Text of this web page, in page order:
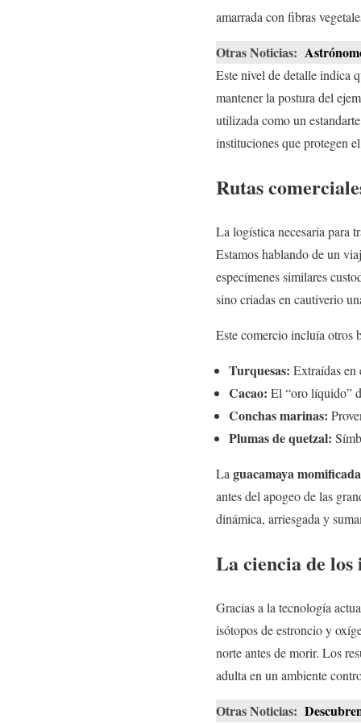
amarrada con fibras
Otras Noticias:
Este nivel de detalle indica
mantener la postura del
utilizada como un
instituciones que protegen
Rutas
La logística necesaria para
Estamos hablando de un
especímenes similares
sino criadas en cautiverio
Este comercio incluía otros
Turquesas: Extraídas en
Cacao: El “oro líquido”
Conchas marinas:
Plumas de quetzal:
La guacamaya momificada
antes del apogeo de las
dinámica, arriesgada y
La ciencia de
Gracias a la tecnología
isótopos de estroncio y
norte antes de morir. Los
adulta en un ambiente
Otras Noticias: